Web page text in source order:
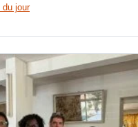
du jour